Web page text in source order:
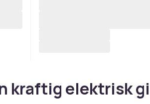
kraftig elektrisk